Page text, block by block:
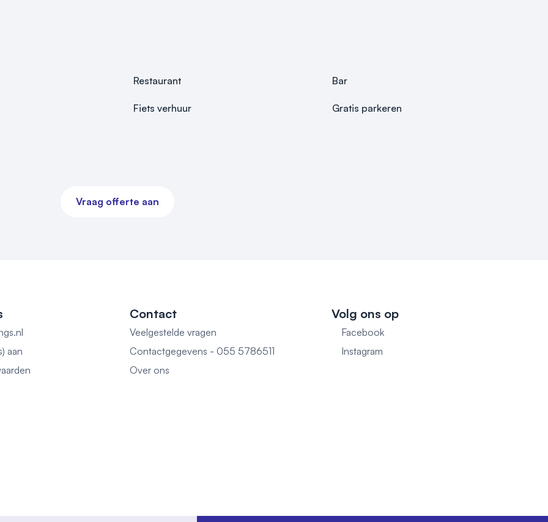
uw zakelijk
U kunt hier tot
en events
Restaurant Bar
Fiets verhuur Gratis parkeren
Vraag offerte aan
aan
Contact
Veelgestelde vragen
Contactgegevens - 055 5786511
Over ons
Volg ons op
Facebook
Instagram